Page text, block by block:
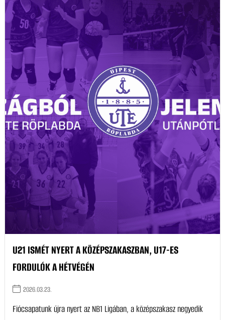
U21 ISMÉT NYERT A KÖZÉPSZAKASZBAN, U17-ES
FORDULÓK A HÉTVÉGÉN
2026.03.23.
Fiócsapatunk újra nyert az NB1 Ligában, a középszakasz negyedik